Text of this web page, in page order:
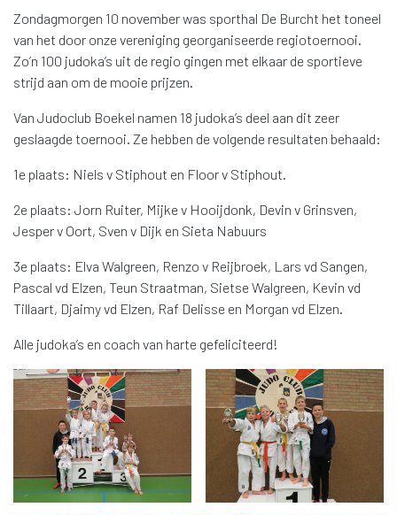
Zondagmorgen 10 november was sporthal De Burcht het toneel
van het door onze vereniging georganiseerde regiotoernooi.
Zo’n 100 judoka’s uit de regio gingen met elkaar de sportieve
strijd aan om de mooie prijzen.
Van Judoclub Boekel namen 18 judoka’s deel aan dit zeer
geslaagde toernooi. Ze hebben de volgende resultaten behaald:
1e plaats: Niels v Stiphout en Floor v Stiphout.
2e plaats: Jorn Ruiter, Mijke v Hooijdonk, Devin v Grinsven,
Jesper v Oort, Sven v Dijk en Sieta Nabuurs
3e plaats: Elva Walgreen, Renzo v Reijbroek, Lars vd Sangen,
Pascal vd Elzen, Teun Straatman, Sietse Walgreen, Kevin vd
Tillaart, Djaimy vd Elzen, Raf Delisse en Morgan vd Elzen.
Alle judoka’s en coach van harte gefeliciteerd!